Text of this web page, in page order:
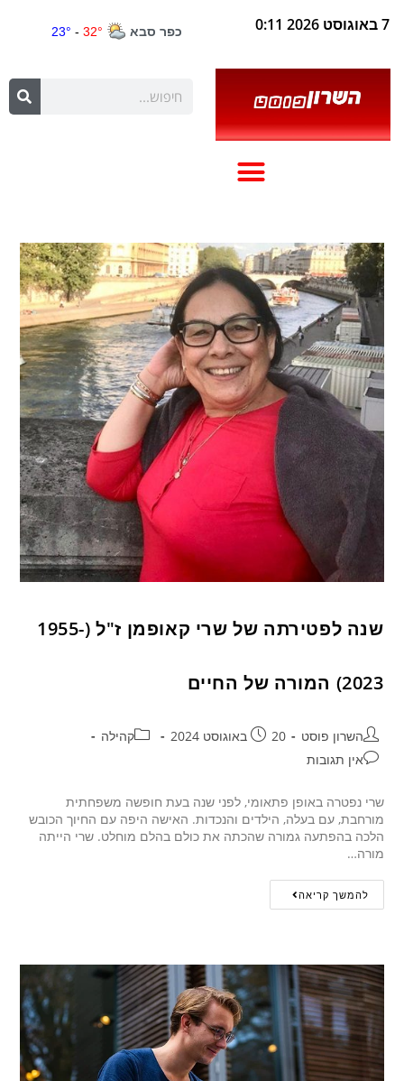
7 באוגוסט 2026 0:11
שנה לפטירתה של שרי קאופמן ז"ל (1955-
2023) המורה של החיים
השרון פוסט 20 באוגוסט 2024
קהילה
אין תגובות
שרי נפטרה באופן פתאומי, לפני שנה בעת חופשה משפחתית
מורחבת, עם בעלה, הילדים והנכדות. האישה היפה עם החיוך הכובש
הלכה בהפתעה גמורה שהכתה את כולם בהלם מוחלט. שרי הייתה
מורה…
להמשך קריאה